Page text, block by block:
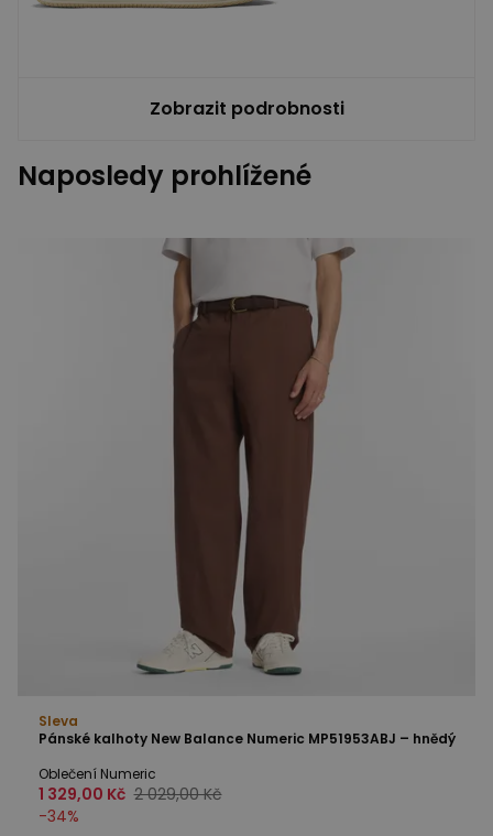
Zobrazit podrobnosti
Naposledy prohlížené
Sleva
Pánské kalhoty New Balance Numeric MP51953ABJ – hnědý
Oblečení Numeric
1 329,00 Kč 2 029,00 Kč
-34%